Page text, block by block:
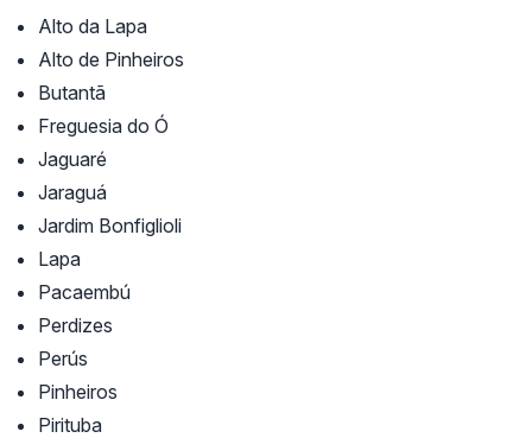
Alto da Lapa
Alto de Pinheiros
Butantã
Freguesia do Ó
Jaguaré
Jaraguá
Jardim Bonfiglioli
Lapa
Pacaembú
Perdizes
Perús
Pinheiros
Pirituba